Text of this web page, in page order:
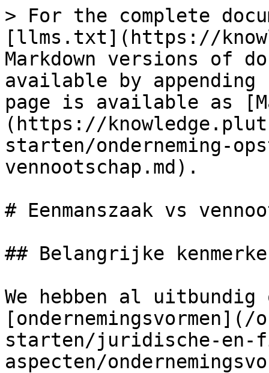
> For the complete
[llms.txt](https://
Markdown versions of
available by
page is available as
(https://
starten/onderneming-
vennootschap.md).
# Eenmanszaak vs
## Belangrijke
We hebben al
[ondernemingsvormen](/
starten/juridische-en-
aspecten/